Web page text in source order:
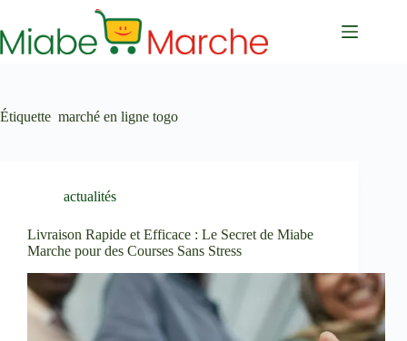
contenu
Étiquette marché en ligne togo
actualités
Livraison Rapide et Efficace : Le Secret de Miabe
Marche pour des Courses Sans Stress